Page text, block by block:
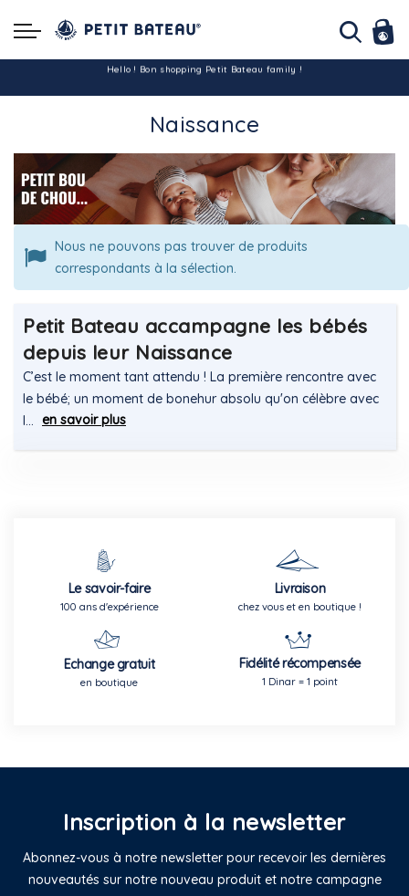
Hello ! Bon shopping Petit Bateau family !
-10% pour tout paiement par carte bancaire (hors promo)
Naissance
Nous ne pouvons pas trouver de produits
correspondants à la sélection.
Petit Bateau accampagne les bébés
depuis leur Naissance
C’est le moment tant attendu ! La première rencontre avec
le bébé; un moment de bonehur absolu qu'on célèbre avec
l... en savoir plus
Le savoir-faire
100 ans d'expérience
Livraison
chez vous et en boutique !
Echange gratuit
en boutique
Fidélité récompensée
1 Dinar = 1 point
Inscription à la newsletter
Abonnez-vous à notre newsletter pour recevoir les dernières
nouveautés sur notre nouveau produit et notre campagne